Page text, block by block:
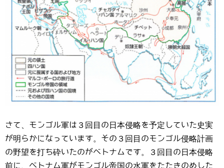
さて、モンゴル軍は３回目の日本侵略を予定していた史実
が明らかになっています。その３回目のモンゴル侵略計画
の野望を打ち砕いたのがベトナムです。３回目の日本侵略
前に、ベトナム軍がモンゴル帝国の水軍をたたきのめした